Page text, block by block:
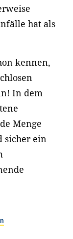
hat als
kennen,
In dem
Menge
sicher ein